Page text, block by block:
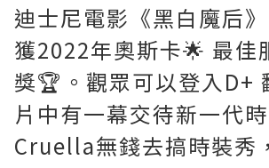
迪士尼電影《黑白魔后
獲2022年奧斯卡🌟 最佳
獎🏆。觀眾可以登入D+
片中有一幕交待新一代
Cruella無錢去搞時裝秀